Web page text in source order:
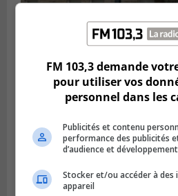
Publié le 5 août 2026 à 11h59
jusqu’en avril 2027
FM 103,3 demande
pour utiliser vos
personnel dans les
Publicités et contenu
performance des publicités
d’audience et
Stocker et/ou accéder à
appareil